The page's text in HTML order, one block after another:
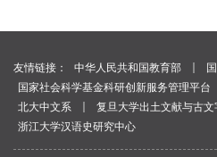
友情链接： 中华人民共和国教育部
国家社会科学基金科研创新服务管理平台
北大中文系
复旦大学出土文献与古
浙江大学汉语史研究中心